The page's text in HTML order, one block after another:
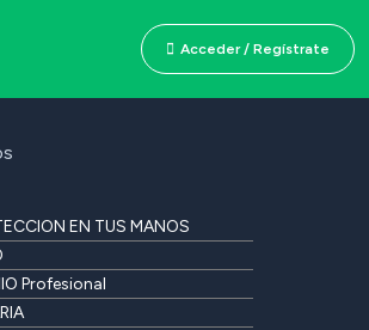
Acceder / Regístrate
EN TUS MANOS
Profesional